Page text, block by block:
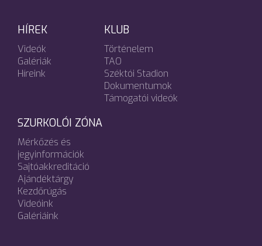
HÍREK
Videók
Galériák
Híreink
KLUB
Történelem
TAO
Széktói Stadion
Dokumentumok
Támogatói videók
SZURKOLÓI ZÓNA
Mérkőzés és
jegyinformációk
Sajtóakkreditáció
Ajándéktárgy
Kezdőrúgás
Videóink
Galériáink